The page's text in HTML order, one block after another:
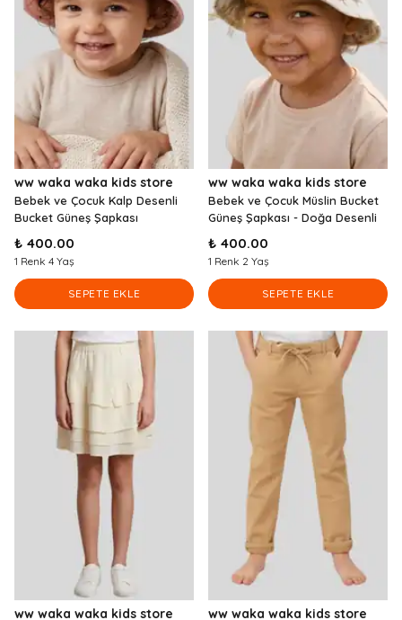
ww waka waka kids store
Bebek ve Çocuk Kalp Desenli
Bucket Güneş Şapkası
₺ 400.00
1 Renk 4 Yaş
SEPETE EKLE
ww waka waka kids store
Bebek ve Çocuk Müslin Bucket
Güneş Şapkası - Doğa Desenli
₺ 400.00
1 Renk 2 Yaş
SEPETE EKLE
ww waka waka kids store ww waka waka kids store